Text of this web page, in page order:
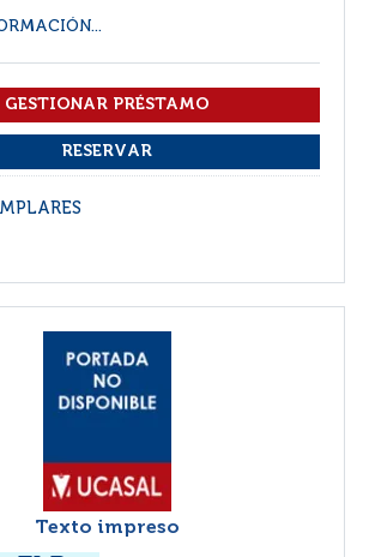
Texto impreso